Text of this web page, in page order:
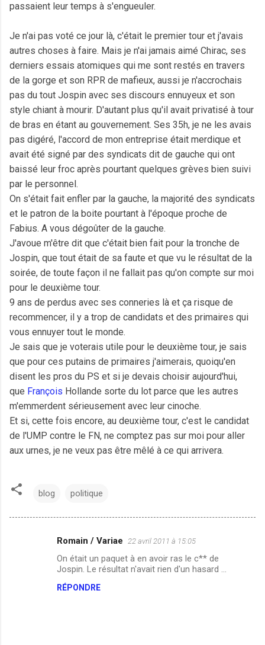
passaient leur temps à s'engueuler.
Je n'ai pas voté ce jour là, c'était le premier tour et j'avais
autres choses à faire. Mais je n'ai jamais aimé Chirac, ses
derniers essais atomiques qui me sont restés en travers
de la gorge et son RPR de mafieux, aussi je n'accrochais
pas du tout Jospin avec ses discours ennuyeux et son
style chiant à mourir. D'autant plus qu'il avait privatisé à tour
de bras en étant au gouvernement. Ses 35h, je ne les avais
pas digéré, l'accord de mon entreprise était merdique et
avait été signé par des syndicats dit de gauche qui ont
baissé leur froc après pourtant quelques grèves bien suivi
par le personnel.
On s'était fait enfler par la gauche, la majorité des syndicats
et le patron de la boite pourtant à l'époque proche de
Fabius. A vous dégoûter de la gauche.
J'avoue m'être dit que c'était bien fait pour la tronche de
Jospin, que tout était de sa faute et que vu le résultat de la
soirée, de toute façon il ne fallait pas qu'on compte sur moi
pour le deuxième tour.
9 ans de perdus avec ses conneries là et ça risque de
recommencer, il y a trop de candidats et des primaires qui
vous ennuyer tout le monde.
Je sais que je voterais utile pour le deuxième tour, je sais
que pour ces putains de primaires j'aimerais, quoiqu'en
disent les pros du PS et si je devais choisir aujourd'hui,
que François Hollande sorte du lot parce que les autres
m'emmerdent sérieusement avec leur cinoche.
Et si, cette fois encore, au deuxième tour, c'est le candidat
de l'UMP contre le FN, ne comptez pas sur moi pour aller
aux urnes, je ne veux pas être mêlé à ce qui arrivera.
blog politique
Romain / Variae 22 avril 2011 à 15:05
On était un paquet à en avoir ras le c** de
Jospin. Le résultat n'avait rien d'un hasard ...
RÉPONDRE